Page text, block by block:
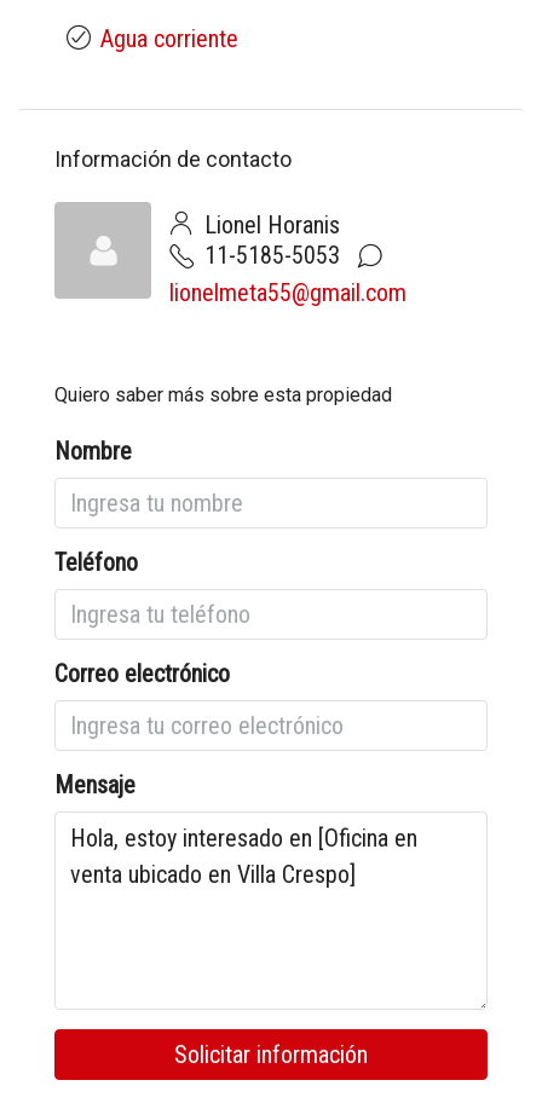
Agua corriente
Información de contacto
Lionel Horanis
11-5185-5053
lionelmeta55@gmail.com
Quiero saber más sobre esta propiedad
Nombre
Teléfono
Correo electrónico
Mensaje
Solicitar información